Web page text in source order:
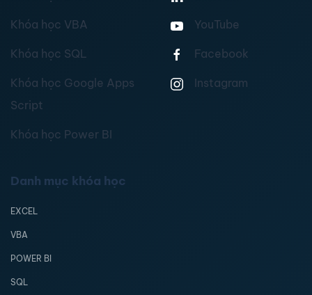
Khóa học VBA
Khóa học SQL
Khóa học Google Apps
Script
Khóa học Power BI
YouTube
Facebook
Instagram
Danh mục khóa học
EXCEL
VBA
POWER BI
SQL